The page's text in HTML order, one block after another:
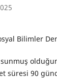
Bilimler
süresi 90